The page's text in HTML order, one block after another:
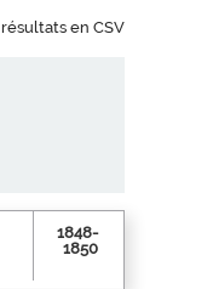
en CSV
1848-
1850